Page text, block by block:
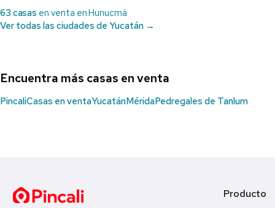
63 casas en venta en Hunucmá
Ver todas las ciudades de Yucatán →
Encuentra más casas en venta
PincaliCasas en ventaYucatánMéridaPedregales de Tanlum
Producto